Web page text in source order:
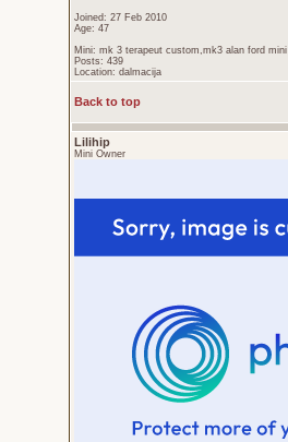
Joined: 27 Feb 2010
Age: 47
Mini: mk 3 terapeut custom,mk3 alan ford mini
Posts: 439
Location: dalmacija
Back to top
Lilihip
Mini Owner